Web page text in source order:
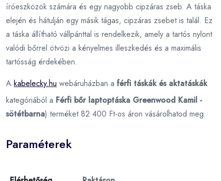
íróeszközök számára és egy nagyobb cipzáras zseb. A táska
elején és hátulján egy másik tágas, cipzáras zsebet is talál. Ez
a táska állítható vállpánttal is rendelkezik, amely a tartós nylont
valódi bőrrel ötvözi a kényelmes illeszkedés és a maximális
tartósság érdekében.
A kabelecky.hu webáruházban a férfi táskák és aktatáskák
kategóriából a Férfi bőr laptoptáska Greenwood Kamil -
sötétbarna) terméket 82 400 Ft-os áron vásárolhatod meg.
Paraméterek